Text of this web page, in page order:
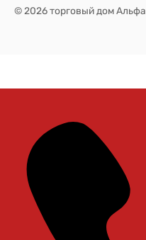
© 2026 торговый дом Альфа